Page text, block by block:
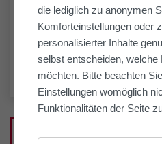
die lediglich zu anonymen
Komforteinstellungen oder
personalisierter Inhalte
selbst entscheiden, welche
möchten. Bitte beachten
Einstellungen womöglich
Funktionalitäten der Seite